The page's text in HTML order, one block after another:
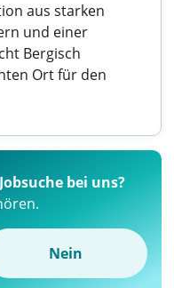
aus starken
und einer
Bergisch
Ort für den
bei uns?
Nein